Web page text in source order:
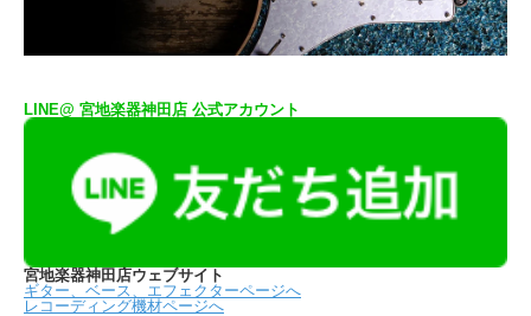
LINE@ 宮地楽器神田店 公式アカウント
宮地楽器神田店ウェブサイト
ギター、ベース、エフェクターページへ
レコーディング機材ページへ